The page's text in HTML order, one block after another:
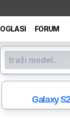
OGLASI FORUM
Galaxy